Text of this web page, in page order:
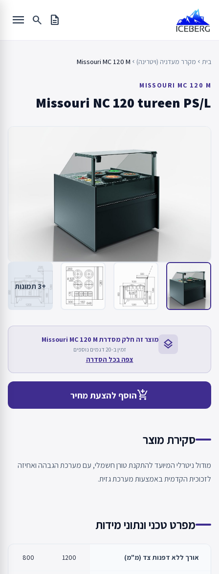
content
description
search
menu
בית chevron_left מקרר מעדניה (ויטרינה) chevron_left
Missouri MC 120 M
MISSOURI MC 120 M
Missouri NC 120 tureen PS/L
+3 תמונות
layers מוצר זה חלק מסדרת Missouri MC 120 M
זמין ב-20 דגמים נוספים
צפה בכל הסדרה
add_shopping_cartהוסף להצעת מחיר
סקירת מוצר
מודול ניטרלי המיועד להתקנת טורן חשמלי, עם מערכת הגבהה ואחיזה
לזכוכית הקדמית באמצעות מערכת גזית.
מפרט טכני ונתוני מידות
אורך ללא דפנות צד (מ"מ) 1200
800